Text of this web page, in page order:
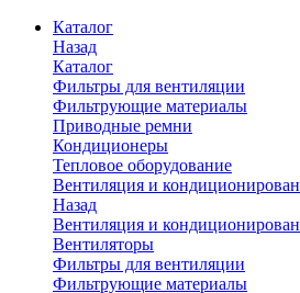
Каталог
Назад
Каталог
Фильтры для вентиляции
Фильтрующие материалы
Приводные ремни
Кондиционеры
Тепловое оборудование
Вентиляция и
Назад
Вентиляция и
Вентиляторы
Фильтры для вентиляции
Фильтрующие материалы